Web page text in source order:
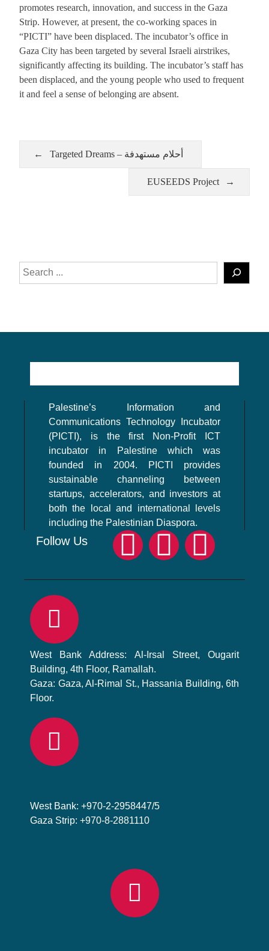
promotes research, innovation, and success in the Gaza
Strip. However, at present, the co-working spaces in
“PICTI” have been displaced. The incubator’s office in
Gaza City has been targeted by several Israeli airstrikes,
significantly affecting its building. The incubator’s staff has
been displaced, and the young people who used to frequent
it and feel a sense of belonging are absent.
Targeted Dreams – أحلام مستهدفة
EUSEEDS Project
Palestine’s Information and
Communications Technology Incubator
(PICTI), is the first Non-Profit ICT
incubator in Palestine which was
founded in 2004. PICTI provides
sustainable channeling between
startups, accelerators, and investors at
both the local and international levels
including the Palestinian Diaspora.
Follow Us
West Bank Address: Al-Irsal Street, Ougarit
Building, 4th Floor, Ramallah.
Gaza: Gaza, Al-Rimal St., Hassania Building, 6th
Floor.
West Bank: +970-2-2958447/5
Gaza Strip: +970-8-2881110